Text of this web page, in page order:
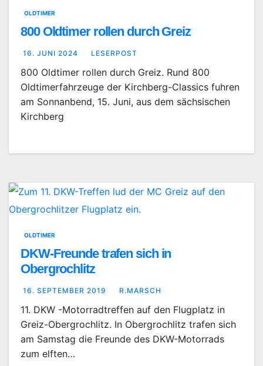
OLDTIMER
800 Oldtimer rollen durch Greiz
16. JUNI 2024 LESERPOST
800 Oldtimer rollen durch Greiz. Rund 800
Oldtimerfahrzeuge der Kirchberg-Classics fuhren
am Sonnanbend, 15. Juni, aus dem sächsischen
Kirchberg
OLDTIMER
DKW-Freunde trafen sich in
Obergrochlitz
16. SEPTEMBER 2019 R.MARSCH
11. DKW -Motorradtreffen auf den Flugplatz in
Greiz-Obergrochlitz. In Obergrochlitz trafen sich
am Samstag die Freunde des DKW-Motorrads
zum elften…